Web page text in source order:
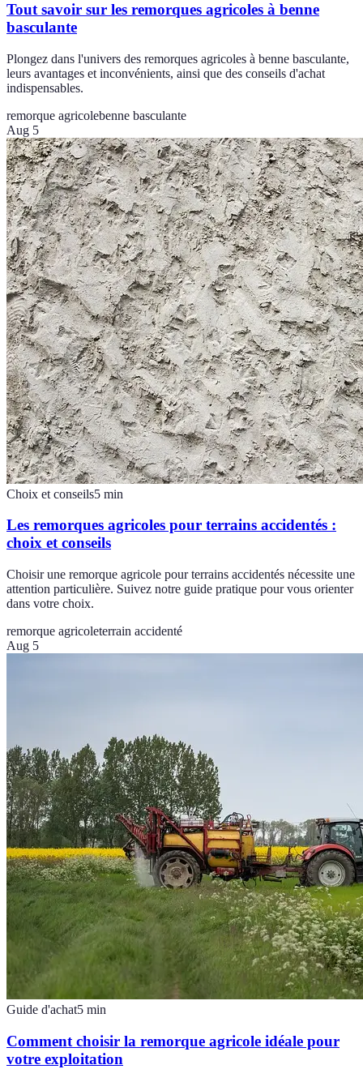
Tout savoir sur les remorques agricoles à benne
basculante
Plongez dans l'univers des remorques agricoles à benne basculante,
leurs avantages et inconvénients, ainsi que des conseils d'achat
indispensables.
remorque agricolebenne basculante
Aug 5
Choix et conseils5 min
Les remorques agricoles pour terrains accidentés :
choix et conseils
Choisir une remorque agricole pour terrains accidentés nécessite une
attention particulière. Suivez notre guide pratique pour vous orienter
dans votre choix.
remorque agricoleterrain accidenté
Aug 5
Guide d'achat5 min
Comment choisir la remorque agricole idéale pour
votre exploitation